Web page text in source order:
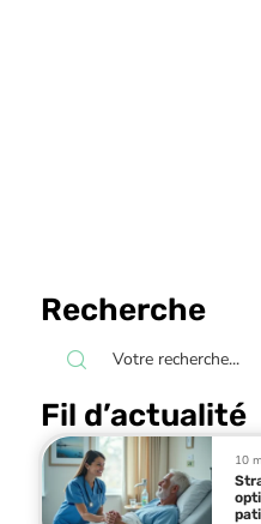
Recherche
Fil d’actualité
10